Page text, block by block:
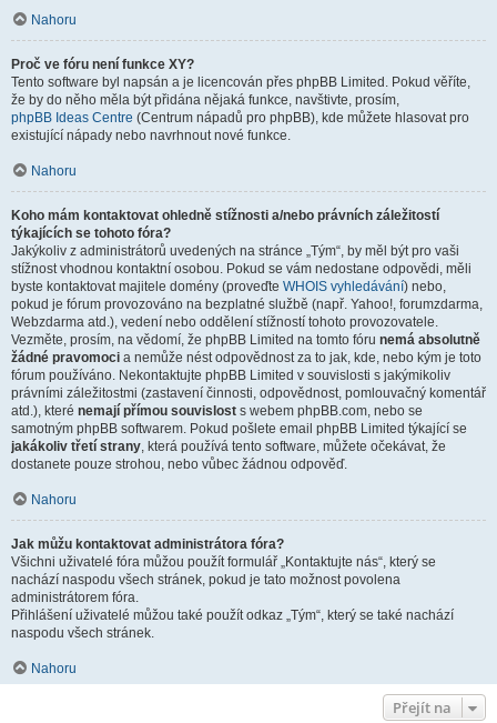
Nahoru
Proč ve fóru není funkce XY?
Tento software byl napsán a je licencován přes phpBB Limited. Pokud věříte,
že by do něho měla být přidána nějaká funkce, navštivte, prosím,
phpBB Ideas Centre (Centrum nápadů pro phpBB), kde můžete hlasovat pro
existující nápady nebo navrhnout nové funkce.
Nahoru
Koho mám kontaktovat ohledně stížnosti a/nebo právních záležitostí
týkajících se tohoto fóra?
Jakýkoliv z administrátorů uvedených na stránce „Tým“, by měl být pro vaši
stížnost vhodnou kontaktní osobou. Pokud se vám nedostane odpovědi, měli
byste kontaktovat majitele domény (proveďte WHOIS vyhledávání) nebo,
pokud je fórum provozováno na bezplatné službě (např. Yahoo!, forumzdarma,
Webzdarma atd.), vedení nebo oddělení stížností tohoto provozovatele.
Vezměte, prosím, na vědomí, že phpBB Limited na tomto fóru nemá absolutně
žádné pravomoci a nemůže nést odpovědnost za to jak, kde, nebo kým je toto
fórum používáno. Nekontaktujte phpBB Limited v souvislosti s jakýmikoliv
právními záležitostmi (zastavení činnosti, odpovědnost, pomlouvačný komentář
atd.), které nemají přímou souvislost s webem phpBB.com, nebo se
samotným phpBB softwarem. Pokud pošlete email phpBB Limited týkající se
jakákoliv třetí strany, která používá tento software, můžete očekávat, že
dostanete pouze strohou, nebo vůbec žádnou odpověď.
Nahoru
Jak můžu kontaktovat administrátora fóra?
Všichni uživatelé fóra můžou použít formulář „Kontaktujte nás“, který se
nachází naspodu všech stránek, pokud je tato možnost povolena
administrátorem fóra.
Přihlášení uživatelé můžou také použít odkaz „Tým“, který se také nachází
naspodu všech stránek.
Nahoru
Přejít na